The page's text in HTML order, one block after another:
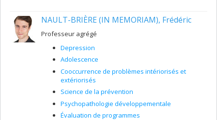
NAULT-BRIÈRE (IN MEMORIAM), Frédéric
Professeur agrégé
Depression
Adolescence
Cooccurrence de problèmes intériorisés et
extériorisés
Science de la prévention
Psychopathologie développementale
Évaluation de programmes